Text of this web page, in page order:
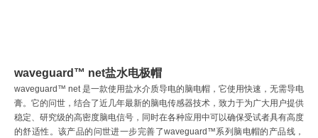
waveguard™ net盐水电极帽
waveguard™ net 是一款使用盐水介质导电的脑电帽，它使用快速，无需导电
膏。它的问世，结合了近几年最新的脑电传感器技术，致力于为广大用户提供
稳定、研究级的高密度脑电信号，同时在各种应用中可以确保受试者具有高度
的舒适性。该产品的问世进一步完善了waveguard™系列脑电帽的产品线，